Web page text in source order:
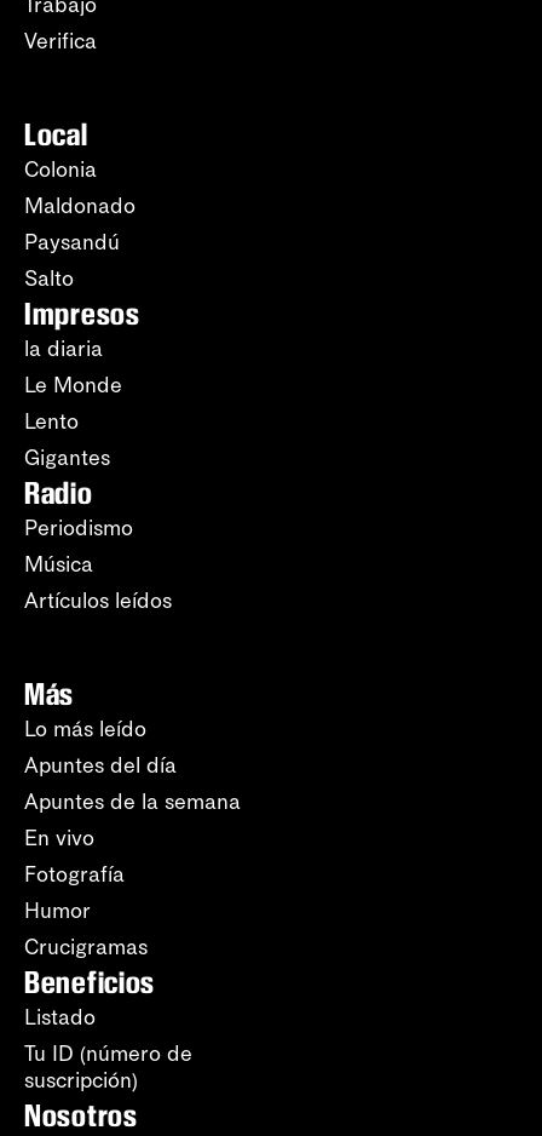
Verifica
Local
Colonia
Maldonado
Paysandú
Salto
Impresos
la diaria
Le Monde
Lento
Gigantes
Radio
Periodismo
Música
Artículos leídos
Más
Lo más leído
Apuntes del día
Apuntes de la semana
En vivo
Fotografía
Humor
Crucigramas
Beneficios
Listado
Tu ID (número de
suscripción)
Nosotros